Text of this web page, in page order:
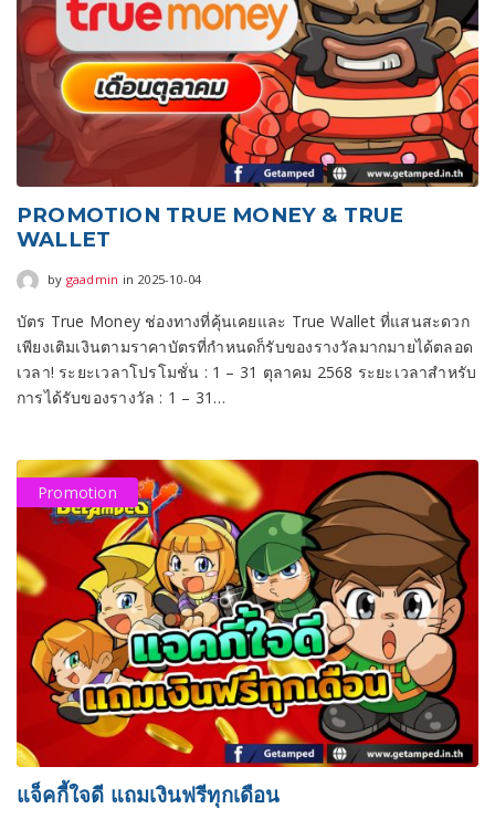
PROMOTION TRUE MONEY & TRUE
WALLET
by gaadmin in 2025-10-042025-10-04
บัตร True Money ช่องทางที่คุ้นเคยและ True Wallet ที่แสนสะดวก
เพียงเติมเงินตามราคาบัตรที่กำหนดก็รับของรางวัลมากมายได้ตลอด
เวลา! ระยะเวลาโปรโมชั่น : 1 – 31 ตุลาคม 2568 ระยะเวลาสำหรับ
การได้รับของรางวัล : 1 – 31…
Promotion
แจ็คกี้ใจดี แถมเงินฟรีทุกเดือน